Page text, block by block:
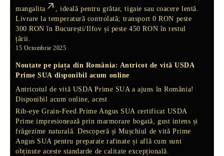
mangalita
, ideală pentru grătar, tigaie sau coacere lentă.
Livrare la temperatură controlată; transport 0 RON peste
300 RON în București/Ilfov și peste 450 RON în restul
țării.
15 Octombrie 2025
Noutate pe piața din România: Antricot de vită USDA
Prime SUA disponibil acum online
Antricotul de vită USDA Prime SUA a ajuns în România!
Disponibil acum online, acest
Rib-eye Grain-Feed Prime Angus SUA certificat USDA
Prime impresionează prin marmorare bogată, gust intens și
frăgezime naturală. Descoperă șiMușchiul de vită Prime
Angus SUA pentru preparate rafinate și află cum sunt
obținute aceste standarde de calitate excepțională.